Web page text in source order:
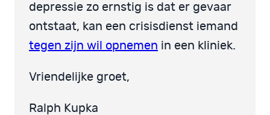
depressie zo ernstig is dat er gevaar
ontstaat, kan een crisisdienst iemand
tegen zijn wil opnemen in een kliniek.
Vriendelijke groet,
Ralph Kupka